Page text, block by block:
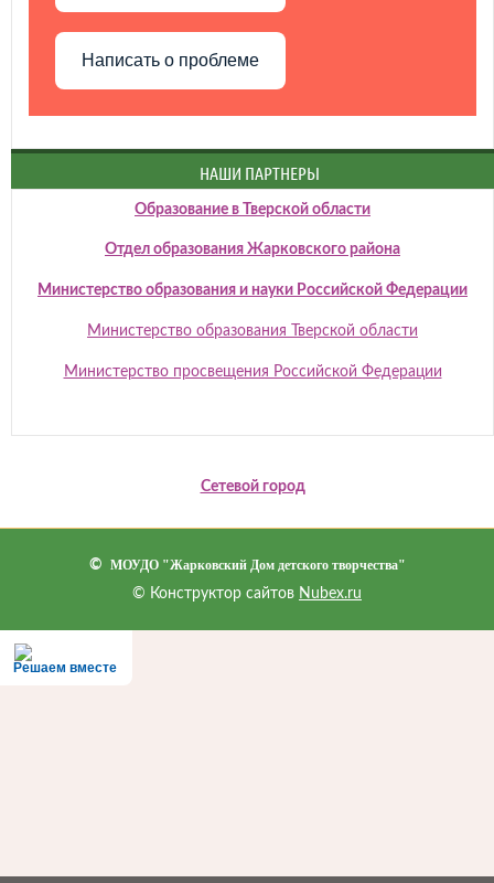
Написать о проблеме
НАШИ ПАРТНЕРЫ
Образование в Тверской области
Отдел образования Жарковского района
Министерство образования и науки Российской Федерации
Министерство образования Тверской области
Министерство просвещения Российской Федерации
Сетевой город
© МОУДО "Жарковский Дом детского творчества"
© Конструктор сайтов Nubex.ru
Решаем вместе